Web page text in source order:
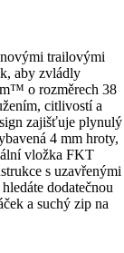
trailovými
aby zvládly
o rozměrech 38
citlivostí a
zajišťuje plynulý
4 mm hroty,
vložka FKT
s uzavřenými
dodatečnou
a suchý zip na